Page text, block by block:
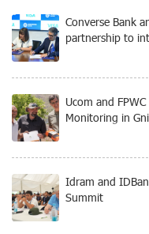
Converse Bank
partnership to
Ucom and
Monitoring in
Idram and
Summit